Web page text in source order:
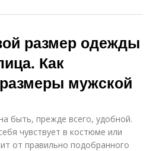
размер одежды
Как
мужской
быть, прежде всего, удобной.
чувствует в костюме или
от правильно подобранного